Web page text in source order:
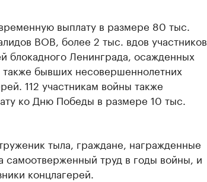
выплату в размере 80 тыс.
ВОВ, более 2 тыс. вдов участников
блокадного Ленинграда, осажденных
также бывших несовершеннолетних
112 участникам войны также
ко Дню Победы в размере 10 тыс.
тыла, граждане, награжденные
труд в годы войны, и
концлагерей.